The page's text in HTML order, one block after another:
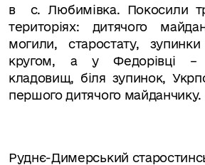
в
с. Любимівка. Покосили
територіях: дитячого
могили, старостату,
кругом, а у Федорівці –
кладовищ, біля зупинок,
першого дитячого майданчику.
Руднє-Димерський